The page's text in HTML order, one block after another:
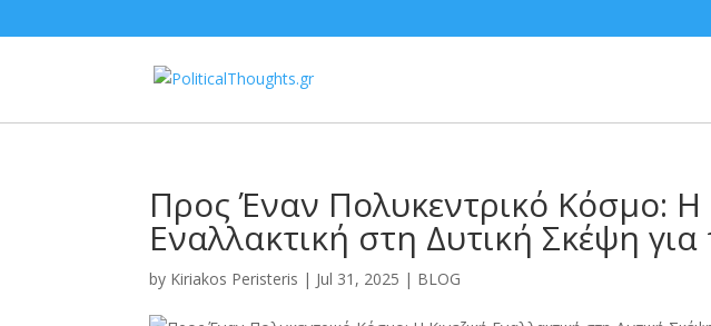
Προς Έναν Πολυκεντρικό Κόσμο: Η
Εναλλακτική στη Δυτική Σκέψη για
by Kiriakos Peristeris | Jul 31, 2025 | BLOG